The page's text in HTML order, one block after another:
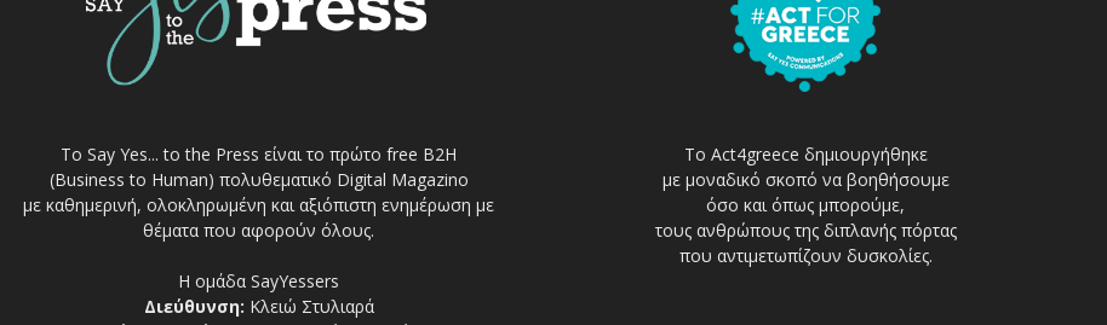
Το Say Yes... to the Press είναι το πρώτο free Β2Η
(Business to Human) πολυθεματικό Digital Magazino
με καθημερινή, ολοκληρωμένη και αξιόπιστη ενημέρωση με
θέματα που αφορούν όλους.
Η ομάδα SayYessers
Διεύθυνση: Κλειώ Στυλιαρά
Το Act4greece δημιουργήθηκε
με μοναδικό σκοπό να βοηθήσουμε
όσο και όπως μπορούμε,
τους ανθρώπους της διπλανής πόρτας
που αντιμετωπίζουν δυσκολίες.